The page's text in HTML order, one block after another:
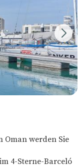
werden Sie
4-Sterne-Barceló